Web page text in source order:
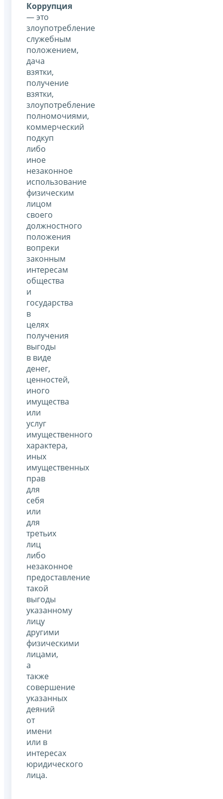
Коррупция
— это
злоупотребление
служебным
положением,
дача
взятки,
получение
взятки,
злоупотребление
полномочиями,
коммерческий
подкуп
либо
иное
незаконное
использование
физическим
лицом
своего
должностного
положения
вопреки
законным
интересам
общества
и
государства
в
целях
получения
выгоды
в виде
денег,
ценностей,
иного
имущества
или
услуг
имущественного
характера,
иных
имущественных
прав
для
себя
или
для
третьих
лиц
либо
незаконное
предоставление
такой
выгоды
указанному
лицу
другими
физическими
лицами,
а
также
совершение
указанных
деяний
от
имени
или в
интересах
юридического
лица.